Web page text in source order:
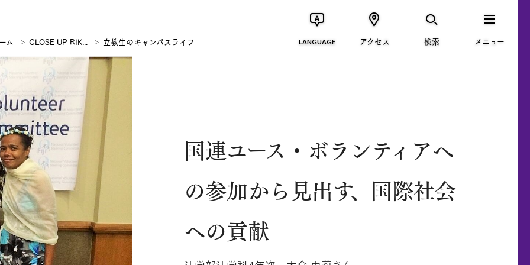
ム CLOSE UP RIK... 立教生のキャンパスライフ LANGUAGE アクセス 検索 メニュー
国連ユース・ボランティアへ
の参加から見出す、国際社会
への貢献